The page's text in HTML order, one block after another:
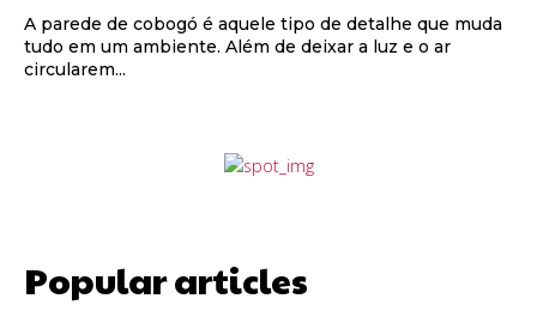
A parede de cobogó é aquele tipo de detalhe que muda
tudo em um ambiente. Além de deixar a luz e o ar
circularem...
Popular articles